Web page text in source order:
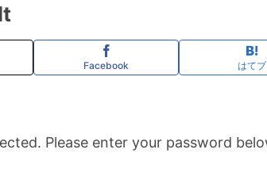
Facebook はてブ
Please enter your password